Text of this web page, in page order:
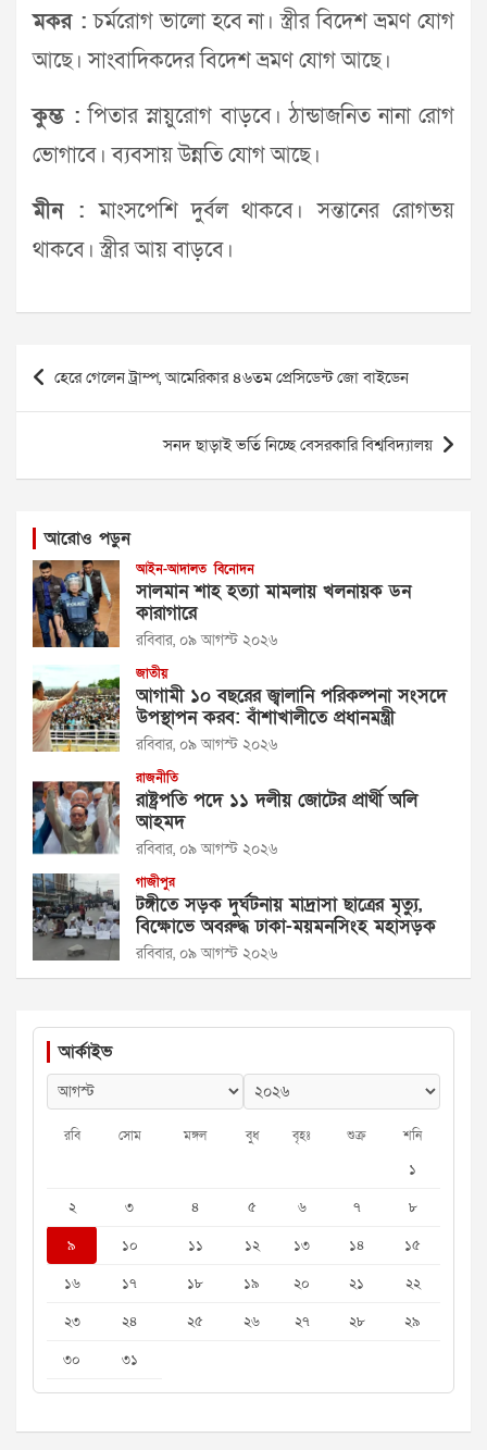
মকর : চর্মরোগ ভালো হবে না। স্ত্রীর বিদেশ ভ্রমণ যোগ
আছে। সাংবাদিকদের বিদেশ ভ্রমণ যোগ আছে।
কুম্ভ : পিতার স্নায়ুরোগ বাড়বে। ঠান্ডাজনিত নানা রোগ
ভোগাবে। ব্যবসায় উন্নতি যোগ আছে।
মীন : মাংসপেশি দুর্বল থাকবে। সন্তানের রোগভয়
থাকবে। স্ত্রীর আয় বাড়বে।
Post
navigation
হেরে গেলেন ট্রাম্প, আমেরিকার ৪৬তম প্রেসিডেন্ট জো বাইডেন
সনদ ছাড়াই ভর্তি নিচ্ছে বেসরকারি বিশ্ববিদ্যালয়
আরোও পড়ুন
আইন-আদালত বিনোদন
সালমান শাহ হত্যা মামলায় খলনায়ক ডন
কারাগারে
রবিবার, ০৯ আগস্ট ২০২৬
জাতীয়
আগামী ১০ বছরের জ্বালানি পরিকল্পনা সংসদে
উপস্থাপন করব: বাঁশাখালীতে প্রধানমন্ত্রী
রবিবার, ০৯ আগস্ট ২০২৬
রাজনীতি
রাষ্ট্রপতি পদে ১১ দলীয় জোটের প্রার্থী অলি
আহমদ
রবিবার, ০৯ আগস্ট ২০২৬
গাজীপুর
টঙ্গীতে সড়ক দুর্ঘটনায় মাদ্রাসা ছাত্রের মৃত্যু,
বিক্ষোভে অবরুদ্ধ ঢাকা-ময়মনসিংহ মহাসড়ক
রবিবার, ০৯ আগস্ট ২০২৬
আর্কাইভ
রবি সোম মঙ্গল বুধ বৃহঃ শুক্র শনি
১
২
৩ ৪ ৫ ৬ ৭
৮
৯
১০ ১১ ১২ ১৩ ১৪
১৫
১৬
১৭ ১৮ ১৯ ২০ ২১
২২
২৩
২৪ ২৫ ২৬ ২৭ ২৮
২৯
৩০
৩১